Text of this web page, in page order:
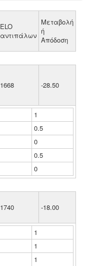
ELO
αντιπάλων
Μεταβολή
ή
Απόδοση
1668 -28.50
1
0.5
0
0.5
0
1740 -18.00
1
1
1